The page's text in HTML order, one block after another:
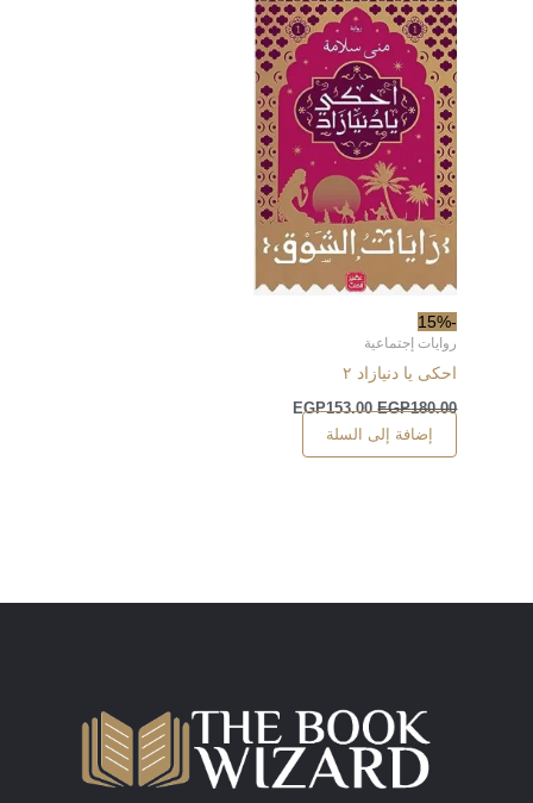
-15%
روايات إجتماعية
احكى يا دنيازاد ٢
EGP180.00
EGP153.00
إضافة إلى السلة